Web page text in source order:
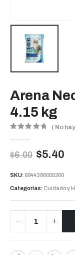
Arena
4.15 kg
( No
$6.00 $5.40
SKU: 6944386655260
Categorías: Cuidado y